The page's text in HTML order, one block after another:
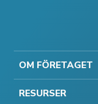
OM FÖRETAGET
RESURSER